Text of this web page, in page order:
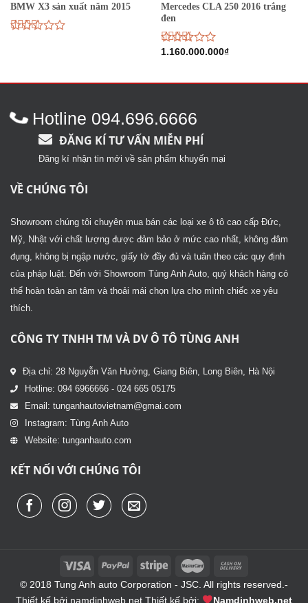
BMW X3 sản xuất năm 2015
5 sao
Mercedes CLA 250 2016 trắng
đen
Được
2.735
1.160.000.000₫
Hotline 094.696.6666
ĐĂNG KÍ TƯ VẤN MIỄN PHÍ
Đăng kí nhận tin mới về sản phẩm khuyến mại
VỀ CHÚNG TÔI
Showroom chúng tôi chuyên mua bán các loại xe ô tô cao cấp Đức,
Mỹ, Nhật với chất lượng được đảm bảo ở mức cao nhất, không đâm
đụng, không bị ngập nước, giấy tờ đầy đủ và tuân theo các quy định
của pháp luật. Đến với Showroom Tùng Anh Auto, quý khách hàng có
thể hoàn toàn an tâm và thoải mái chọn lựa cho mình chiếc xe yêu
thích.
CÔNG TY TNHH TM VÀ DV Ô TÔ TÙNG ANH
Địa chỉ: 28 Nguyễn Văn Hưởng, Giang Biên, Long Biên, Hà Nội
Hotline: 094 6966666 - 024 665 05175
Email: tunganhautovietnam@gmai.com
Instagram: Tùng Anh Auto
Website: tunganhauto.com
KẾT NỐI VỚI CHÚNG TÔI
© 2018 Tung Anh auto Corporation - JSC. All rights reserved.-
Thiết kế bởi namdinhweb.netThiết kế bởi: Namdinhweb.net